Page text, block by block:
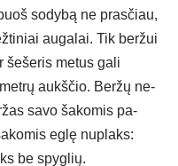
so­dy­bą ne pra­sčiau,
au­ga­lai. Tik ber­žui
še­še­ris me­tus ga­li
aukš­čio. Ber­žų ne­
sa­vo ša­ko­mis pa­
eg­lę nu­plaks:
be spyg­lių.